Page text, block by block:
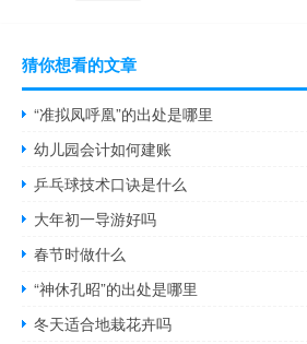
猜你想看的文章
“准拟凤呼凰”的出处是哪里
幼儿园会计如何建账
乒乓球技术口诀是什么
大年初一导游好吗
春节时做什么
“神休孔昭”的出处是哪里
冬天适合地栽花卉吗